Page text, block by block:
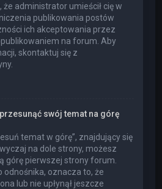
administrator umieścił cię w
publikowania postów
ich akceptowania przez
na forum. Aby
skontaktuj się z
swój temat na górę
temat w górę”, znajdujący się
na dole strony, możesz
górę pierwszej strony forum.
odnośnika, oznacza to, że
lub nie upłynął jeszcze